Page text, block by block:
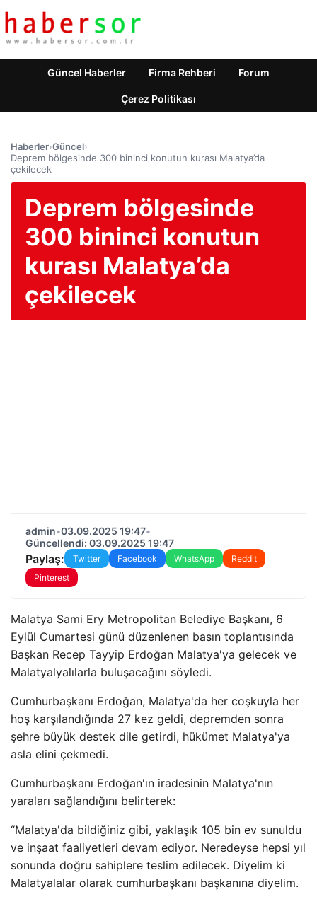
Güncel Haberler Firma Rehberi Forum
Çerez Politikası
Haberler›Güncel›
Deprem bölgesinde 300 bininci konutun kurası Malatya’da
çekilecek
Deprem bölgesinde
300 bininci konutun
kurası Malatya’da
çekilecek
admin•03.09.2025 19:47•
Güncellendi: 03.09.2025 19:47
Paylaş: Twitter Facebook WhatsApp
Reddit
Pinterest
Malatya Sami Ery Metropolitan Belediye Başkanı, 6
Eylül Cumartesi günü düzenlenen basın toplantısında
Başkan Recep Tayyip Erdoğan Malatya'ya gelecek ve
Malatyalyalılarla buluşacağını söyledi.
Cumhurbaşkanı Erdoğan, Malatya'da her coşkuyla her
hoş karşılandığında 27 kez geldi, depremden sonra
şehre büyük destek dile getirdi, hükümet Malatya'ya
asla elini çekmedi.
Cumhurbaşkanı Erdoğan'ın iradesinin Malatya'nın
yaraları sağlandığını belirterek:
“Malatya'da bildiğiniz gibi, yaklaşık 105 bin ev sunuldu
ve inşaat faaliyetleri devam ediyor. Neredeyse hepsi yıl
sonunda doğru sahiplere teslim edilecek. Diyelim ki
Malatyalalar olarak cumhurbaşkanı başkanına diyelim.